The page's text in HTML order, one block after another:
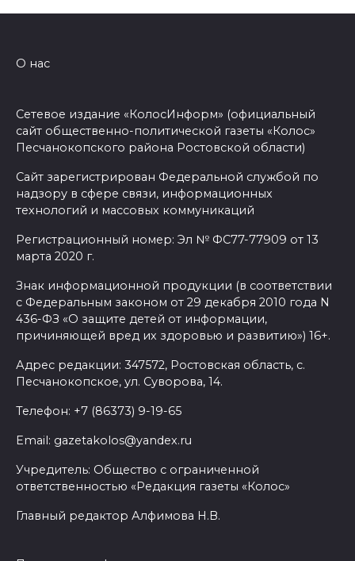
05 августа 2026 20:43
Более 11,5 тысячи домов
Ростовской области перешли
в чаты в мессенджере MAX
пропала 17-летняя девушка
05 августа 2026 19:03
Кондиционеры создают
перегрузку: ростовчан
отключения электроэнергии
05 августа 2026 18:37
Зарядка со стражем порядка
05 августа 2026 18:35
О нас
Сетевое издание «КолосИнформ» (официальный
сайт общественно-политической газеты «Колос»
Песчанокопского района Ростовской области)
Сайт зарегистрирован Федеральной службой по
надзору в сфере связи, информационных
технологий и массовых коммуникаций
Регистрационный номер: Эл № ФС77-77909 от 13
марта 2020 г.
Знак информационной продукции (в соответствии
с Федеральным законом от 29 декабря 2010 года N
436-ФЗ «О защите детей от информации,
причиняющей вред их здоровью и развитию») 16+.
Адрес редакции: 347572, Ростовская область, с.
Песчанокопское, ул. Суворова, 14.
Телефон: +7 (86373) 9-19-65
Email: gazetakolos@yandex.ru
Учредитель: Общество с ограниченной
ответственностью «Редакция газеты «Колос»
Главный редактор Алфимова Н.В.